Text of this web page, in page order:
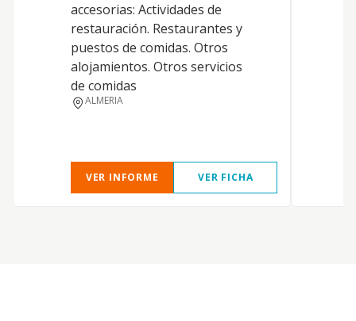
accesorias: Actividades de
restauración. Restaurantes y
puestos de comidas. Otros
alojamientos. Otros servicios
de comidas
ALMERIA
VER INFORME VER FICHA